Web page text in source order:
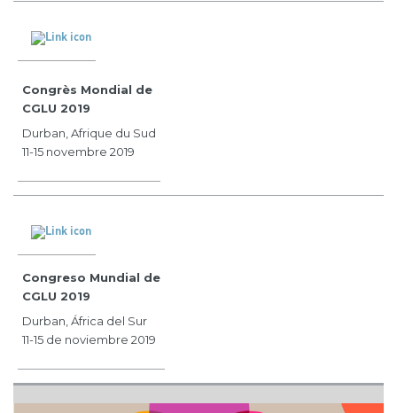
Congrès Mondial de
CGLU 2019
Durban, Afrique du Sud
11-15 novembre 2019
Congreso Mundial de
CGLU 2019
Durban, África del Sur
11-15 de noviembre 2019